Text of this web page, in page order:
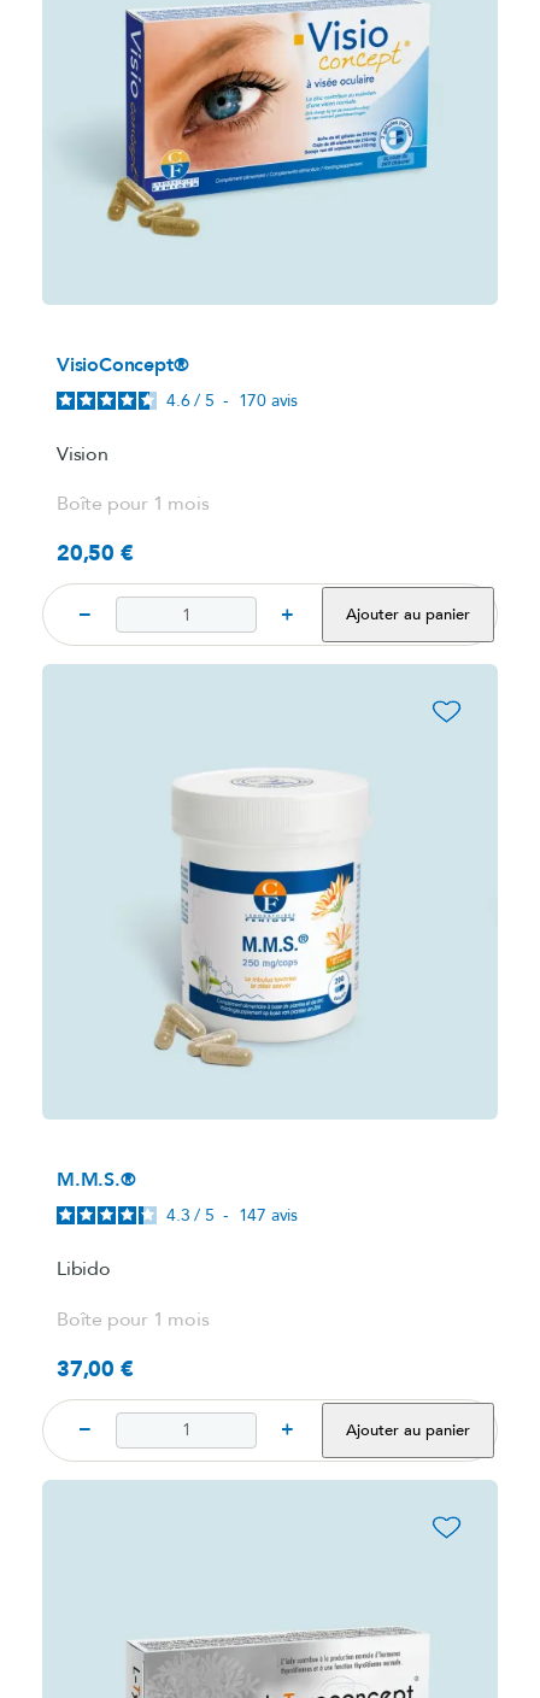
VisioConcept®
4.6 / 5 - 170 avis
Vision
Boîte pour 1 mois
Prix
20,50 €
− + Ajouter au panier
favorite_border
M.M.S.®
4.3 / 5 - 147 avis
Libido
Boîte pour 1 mois
Prix
37,00 €
− + Ajouter au panier
favorite_border